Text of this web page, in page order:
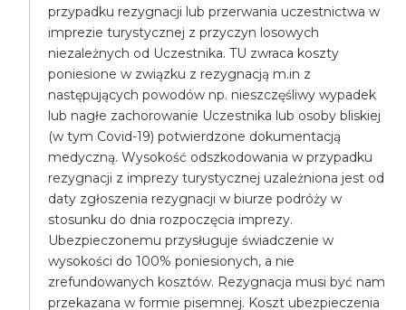
przypadku rezygnacji lub przerwania uczestnictwa w
imprezie turystycznej z przyczyn losowych
niezależnych od Uczestnika. TU zwraca koszty
poniesione w związku z rezygnacją m.in z
następujących powodów np. nieszczęśliwy wypadek
lub nagłe zachorowanie Uczestnika lub osoby bliskiej
(w tym Covid-19) potwierdzone dokumentacją
medyczną. Wysokość odszkodowania w przypadku
rezygnacji z imprezy turystycznej uzależniona jest od
daty zgłoszenia rezygnacji w biurze podróży w
stosunku do dnia rozpoczęcia imprezy.
Ubezpieczonemu przysługuje świadczenie w
wysokości do 100% poniesionych, a nie
zrefundowanych kosztów. Rezygnacja musi być nam
przekazana w formie pisemnej. Koszt ubezpieczenia